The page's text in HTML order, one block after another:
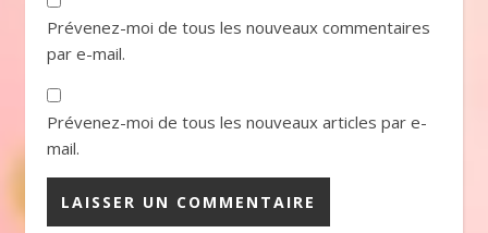
Prévenez-moi de tous les nouveaux commentaires
par e-mail.
Prévenez-moi de tous les nouveaux articles par e-
mail.